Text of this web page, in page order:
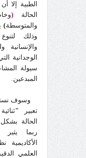
الطبية إلا
الحالة (
والمتوسطة)
وذلك
الوجدانية
سيولة
المبدعين.
وسوف
تعبير "
الحالة
ربما يثير
العلمي